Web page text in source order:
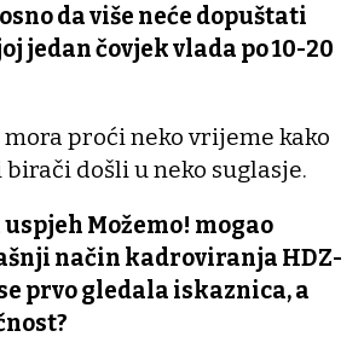
da više neće dopuštati
jedan čovjek vlada po 10-20
proći neko vrijeme kako
birači došli u neko suglasje.
Možemo! mogao
način kadroviranja HDZ-
prvo gledala iskaznica, a